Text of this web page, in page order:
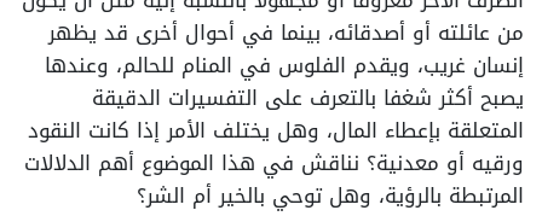
من عائلته أو أصدقائه، بينما في أحوال أخرى قد يظهر
إنسان غريب، ويقدم الفلوس في المنام للحالم، وعندها
يصبح أكثر شغفا بالتعرف على التفسيرات الدقيقة
المتعلقة بإعطاء المال، وهل يختلف الأمر إذا كانت النقود
ورقيه أو معدنية؟ نناقش في هذا الموضوع أهم الدلالات
المرتبطة بالرؤية، وهل توحي بالخير أم الشر؟